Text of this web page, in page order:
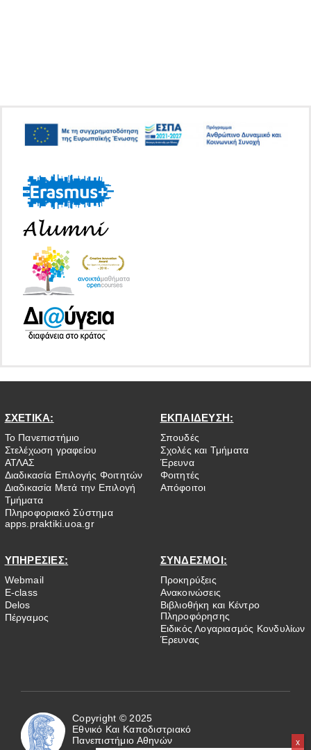
ΣΧΕΤΙΚΑ:
Το Πανεπιστήμιο
Στελέχωση γραφείου
ΑΤΛΑΣ
Διαδικασία Επιλογής Φοιτητών
Διαδικασία Μετά την Επιλογή
Τμήματα
Πληροφοριακό Σύστημα
apps.praktiki.uoa.gr
ΕΚΠΑΙΔΕΥΣΗ:
Σπουδές
Σχολές και Τμήματα
Έρευνα
Φοιτητές
Απόφοιτοι
ΥΠΗΡΕΣΙΕΣ:
Webmail
E-class
Delos
Πέργαμος
ΣΥΝΔΕΣΜΟΙ:
Προκηρύξεις
Ανακοινώσεις
Βιβλιοθήκη και Κέντρο
Πληροφόρησης
Ειδικός Λογαριασμός Κονδυλίων
Έρευνας
Copyright © 2025
Εθνικό Και Καποδιστριακό
Πανεπιστήμιο Αθηνών